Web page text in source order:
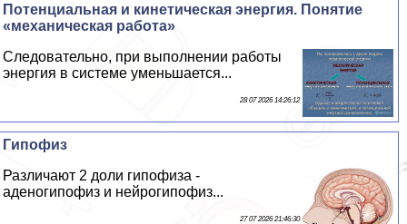
Потенциальная и кинетическая энергия. Понятие
«механическая работа»
Следовательно, при выполнении работы
энергия в системе уменьшается...
28 07 2026 14:26:12
Гипофиз
Различают 2 доли гипофиза -
аденогипофиз и нейрогипофиз...
27 07 2026 21:46:30